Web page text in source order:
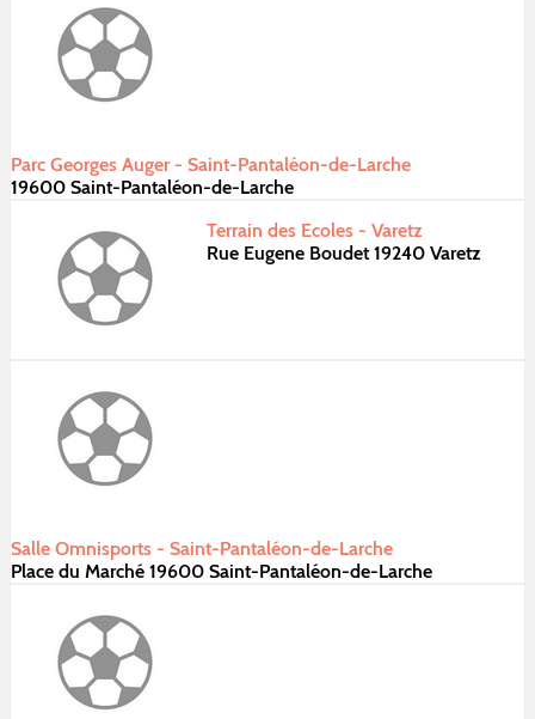
Parc Georges Auger - Saint-Pantaléon-de-Larche
19600 Saint-Pantaléon-de-Larche
Terrain des Ecoles - Varetz
Rue Eugene Boudet 19240 Varetz
Salle Omnisports - Saint-Pantaléon-de-Larche
Place du Marché 19600 Saint-Pantaléon-de-Larche